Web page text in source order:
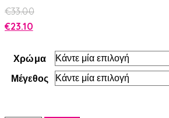
€33.00
€23.10
Χρώμα
Μέγεθος